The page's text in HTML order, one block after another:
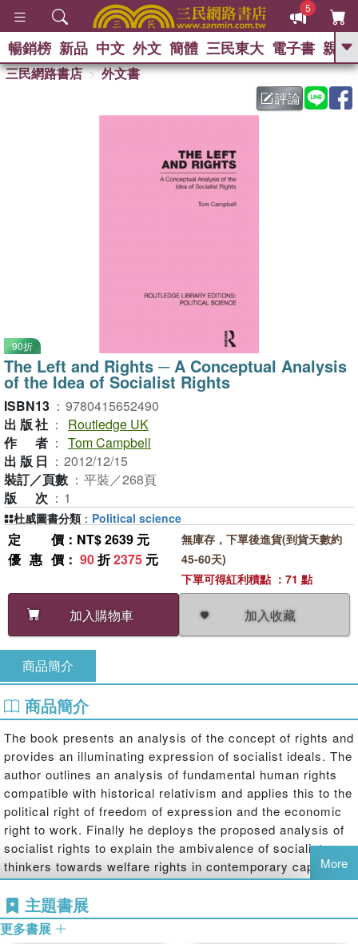
5
GO
暢銷榜 新品 中文 外文 簡體 三民東大 電子書 親子
三民網路書店
外文書
評論
90折
The Left and Rights ─ A Conceptual Analysis
of the Idea of Socialist Rights
ISBN13 ： 9780415652490
出版社 ：
Routledge UK
作者 ： Tom Campbell
出版日 ： 2012/12/15
裝訂／頁數 ： 平裝／268頁
版次 ： 1
定價 ：NT$ 2639 元
優惠價 ： 90折2375 元
加入購物車 加入收藏
無庫存，下單後進貨(到貨天數約
45-60天)
下單可得紅利積點 ：71 點
杜威圖書分類 ： Political science
商品簡介
商品簡介
The book presents an analysis of the concept of rights and
provides an illuminating expression of socialist ideals. The
author outlines an analysis of fundamental human rights
compatible with historical relativism and applies this to the
political right of freedom of expression and the economic
right to work. Finally he deploys the proposed analysis of
socialist rights to explain the ambivalence of socialist
thinkers towards welfare rights in contemporary capitalist
states and to analyze the logic of assertions that welfare
law is often counter-productive.
More
主題書展
更多書展